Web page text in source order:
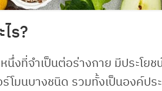
ร?
นึ่งที่จำเป็นต่อร่างกาย มีประโย
โมนบางชนิด รวมทั้งเป็นองค์ป